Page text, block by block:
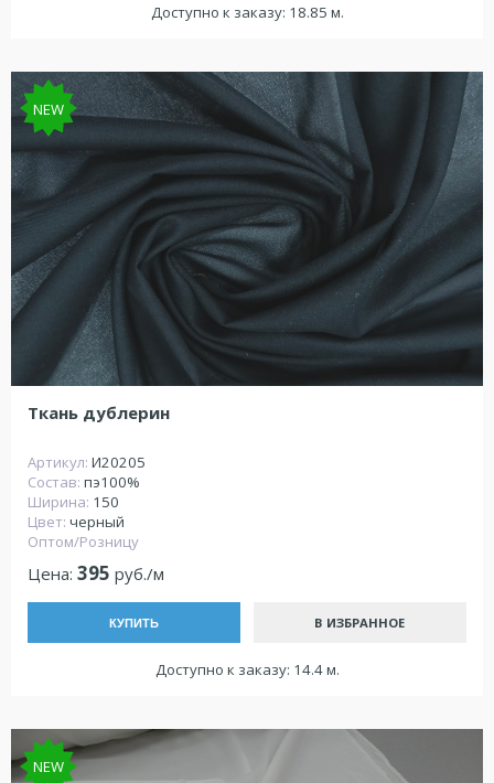
Доступно к заказу: 18.85 м.
NEW
Ткань дублерин
Артикул: И20205
Состав: пэ100%
Ширина: 150
Цвет: черный
Оптом/Розницу
Цена: 395 руб./м
КУПИТЬ В ИЗБРАННОЕ
Доступно к заказу: 14.4 м.
NEW